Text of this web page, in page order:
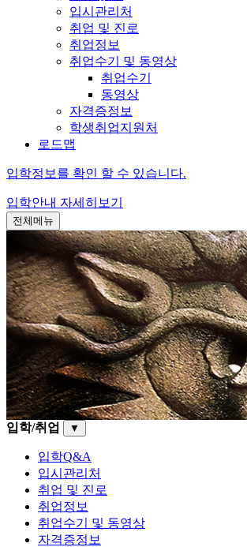
입시관리처
취업 및 진로
취업정보
취업수기 및 동영상
취업수기
동영상
자격증정보
학생취업지원처
로드맵
입학정보를 확인 할 수 있습니다.
입학안내 자세히보기
전체메뉴
입학/취업 ▼
입학Q&A
입시관리처
취업 및 진로
취업정보
취업수기 및 동영상
자격증정보